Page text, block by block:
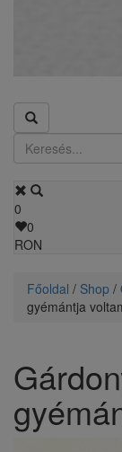
0
0
RON
Főoldal / Shop /
gyémántja